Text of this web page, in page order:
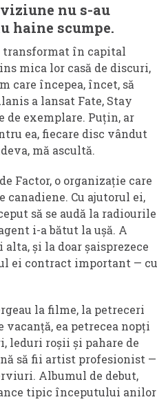
nu s-au
haine scumpe.
în capital
mica lor casă de discuri,
care începea, încet, să
a lansat Fate, Stay
de exemplare. Puțin, ar
ea, fiecare disc vândut
mă ascultă.
Factor, o organizație care
Cu ajutorul ei,
să se audă la radiourile
i-a bătut la ușă. A
și la doar șaisprezece
ei contract important — cu
la filme, la petreceri
ea petrecea nopți
leduri roșii și pahare de
să fii artist profesionist —
Albumul de debut,
tipic începutului anilor